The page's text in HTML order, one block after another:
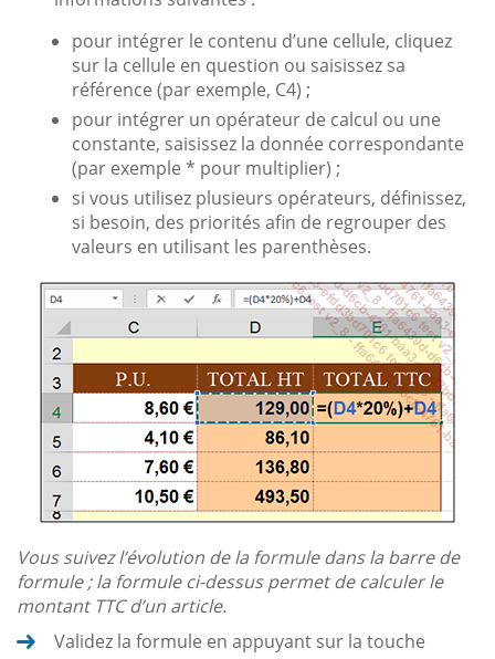
pour intégrer le contenu d’une cellule, cliquez
sur la cellule en question ou saisissez sa
référence (par exemple, C4) ;
pour intégrer un opérateur de calcul ou une
constante, saisissez la donnée correspondante
(par exemple * pour multiplier) ;
si vous utilisez plusieurs opérateurs, définissez,
si besoin, des priorités afin de regrouper des
valeurs en utilisant les parenthèses.
Vous suivez l’évolution de la formule dans la barre de
formule ; la formule ci-dessus permet de calculer le
montant TTC d’un article.
Validez la formule en appuyant sur la touche